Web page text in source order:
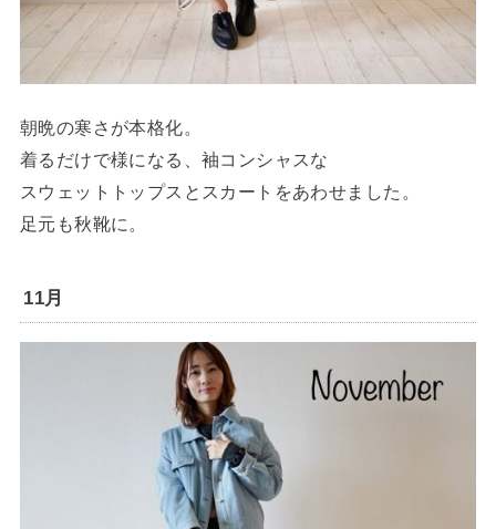
朝晩の寒さが本格化。
着るだけで様になる、袖コンシャスな
スウェットトップスとスカートをあわせました。
足元も秋靴に。
11月